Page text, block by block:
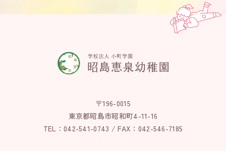
〒196-0015
東京都昭島市昭和町4-11-16
TEL：042-541-0743 / FAX：042-546-7185